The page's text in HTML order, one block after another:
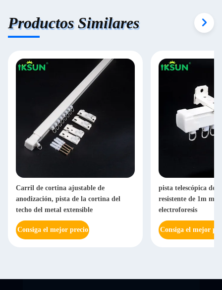
Productos Similares
Carril de cortina ajustable de
anodización, pista de la cortina del
techo del metal extensible
Consiga el mejor precio
pista telescópica de
resistente de 1m m
electroforesis
Consiga el mejor